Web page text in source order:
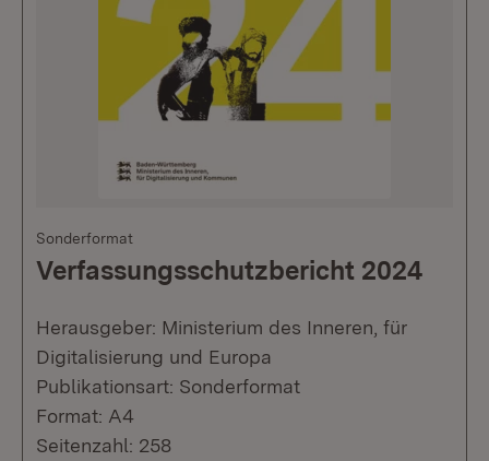
Sonderformat
Verfassungsschutzbericht 2024
Herausgeber: Ministerium des Inneren, für
Digitalisierung und Europa
Publikationsart: Sonderformat
Format: A4
Seitenzahl: 258